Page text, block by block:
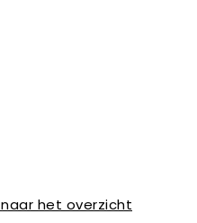
het overzicht